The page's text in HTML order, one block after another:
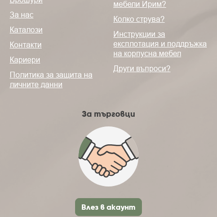
За нас
Каталози
Контакти
Кариери
Политика за защита на
личните данни
мебели Ирим?
Колко струва?
Инструкции за
експлотация и поддръжка
на корпусна мебел
Други въпроси?
За търговци
Влез в акаунт